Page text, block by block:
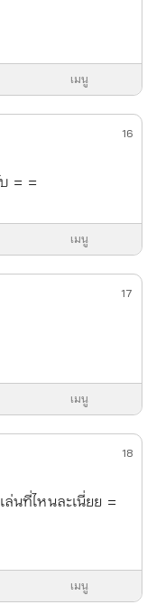
เมนู
16
= =
เมนู
17
เมนู
18
นที่ไหนละเนี่ยย =
เมนู